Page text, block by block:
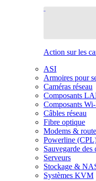
Action sur les
ASI
Armoires pour
Caméras réseau
Composants
Composants
Câbles réseau
Fibre optique
Modems &
Powerline
Sauvegarde des
Serveurs
Stockage &
Systèmes KVM